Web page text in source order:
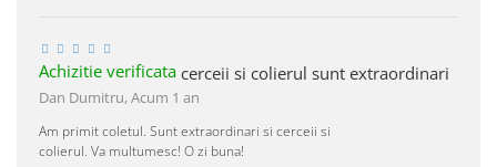
Achizitie verificata cerceii si colierul sunt extraordinari
Dan Dumitru,Acum 1 an
Am primit coletul. Sunt extraordinari si cerceii si
colierul. Va multumesc! O zi buna!